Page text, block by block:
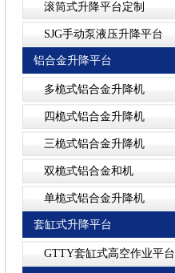
滚筒式升降平台定制
SJG手动泵液压升降平台
铝合金升降平台
多桅式铝合金升降机
四桅式铝合金升降机
三桅式铝合金升降机
双桅式铝合金和机
单桅式铝合金升降机
套缸式升降平台
GTTY套缸式高空作业平台